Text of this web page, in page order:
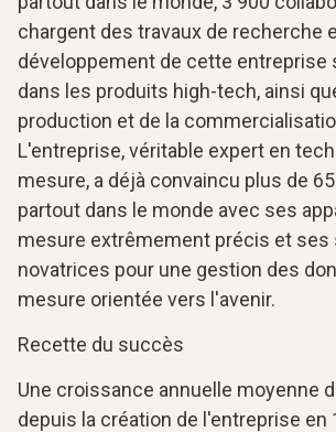
chargent des travaux de recherche
développement de cette entreprise
dans les produits high-tech, ainsi
production et de la
L'entreprise, véritable expert en
mesure, a déjà convaincu plus de
partout dans le monde avec ses
mesure extrêmement précis et ses
novatrices pour une gestion des
mesure orientée vers l'avenir.
Recette du succès
Une croissance annuelle moyenne
depuis la création de l'entreprise en